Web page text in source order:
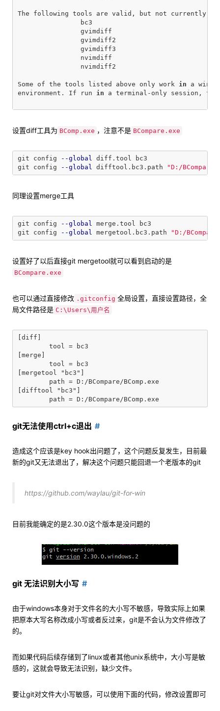
The following tools are valid, but not currently
                bc3
                gvimdiff
                gvimdiff2
                gvimdiff3
                nvimdiff
                nvimdiff2
Some of the tools listed above only work in a
environment. If run in a terminal-only session,
设置diff工具为 BComp.exe ，注意不是 BCompare.exe
git config --global diff.tool bc3
git config
--global difftool.bc3.path "D:/BCompare/
同理设置merge工具
git config --global merge.tool bc3
git config
--global mergetool.bc3.path "D:/
设置好了以后直接git mergetool就可以看到启动的是
BCompare.exe
也可以通过直接修改 .gitconfig 全局设置，直接设置路径，全
局文件路径是 C:\Users\用户名
[diff]
[merge]
[mergetool "bc3"]
[difftool "bc3"]
git无法使用ctrl+c退出
造成这个应该是key hook出问题了，这个问题反复发生，目前最
新的git又无法退出了，解决这个问题只能回退一个老版本的git
https://github.com/waylau/git-for-win
目前我能确定的是2.30.0这个版本是没问题的
git 无法识别大小写
由于windows本身对于文件名的大小写不敏感，导致实际上如果
把原本大写名称改成小写或者反过来，git是不会认为文件修改了
的。
而如果代码后续存储到了linux或者其他unix系统中，大小写是敏
感的，这就会导致无法识别，缺少文件。
要让git对文件大小写敏感，可以使用下面的代码，修改设置即可